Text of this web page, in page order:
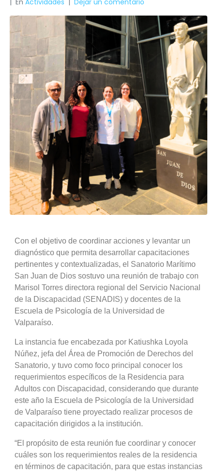
En Actividades Dejar un comentario
Con el objetivo de coordinar acciones y levantar un
diagnóstico que permita desarrollar capacitaciones
pertinentes y contextualizadas, el Sanatorio Marítimo
San Juan de Dios sostuvo una reunión de trabajo con
Marisol Torres directora regional del Servicio Nacional
de la Discapacidad (SENADIS) y docentes de la
Escuela de Psicología de la Universidad de
Valparaíso.
La instancia fue encabezada por Katiushka Loyola
Núñez, jefa del Área de Promoción de Derechos del
Sanatorio, y tuvo como foco principal conocer los
requerimientos específicos de la Residencia para
Adultos con Discapacidad, considerando que durante
este año la Escuela de Psicología de la Universidad
de Valparaíso tiene proyectado realizar procesos de
capacitación dirigidos a la institución.
“El propósito de esta reunión fue coordinar y conocer
cuáles son los requerimientos reales de la residencia
en términos de capacitación, para que estas instancias